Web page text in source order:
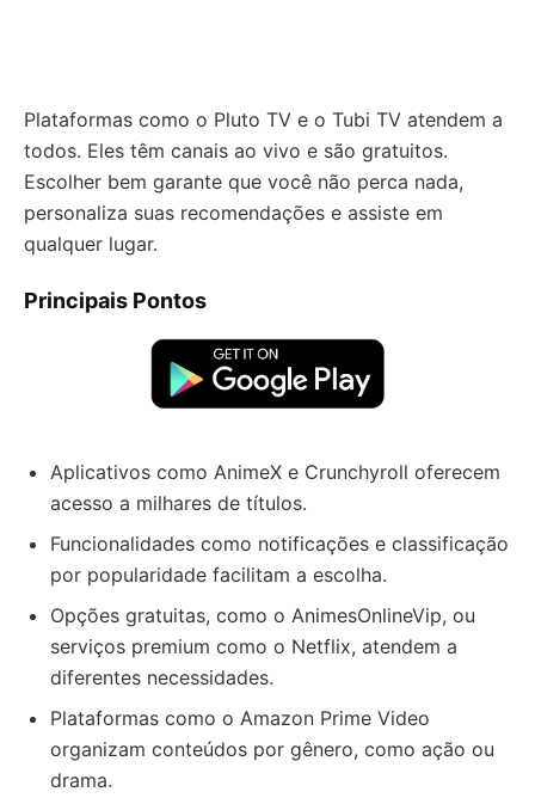
Plataformas como o Pluto TV e o Tubi TV atendem a
todos. Eles têm canais ao vivo e são gratuitos.
Escolher bem garante que você não perca nada,
personaliza suas recomendações e assiste em
qualquer lugar.
Principais Pontos
Aplicativos como AnimeX e Crunchyroll oferecem
acesso a milhares de títulos.
Funcionalidades como notificações e classificação
por popularidade facilitam a escolha.
Opções gratuitas, como o AnimesOnlineVip, ou
serviços premium como o Netflix, atendem a
diferentes necessidades.
Plataformas como o Amazon Prime Video
organizam conteúdos por gênero, como ação ou
drama.